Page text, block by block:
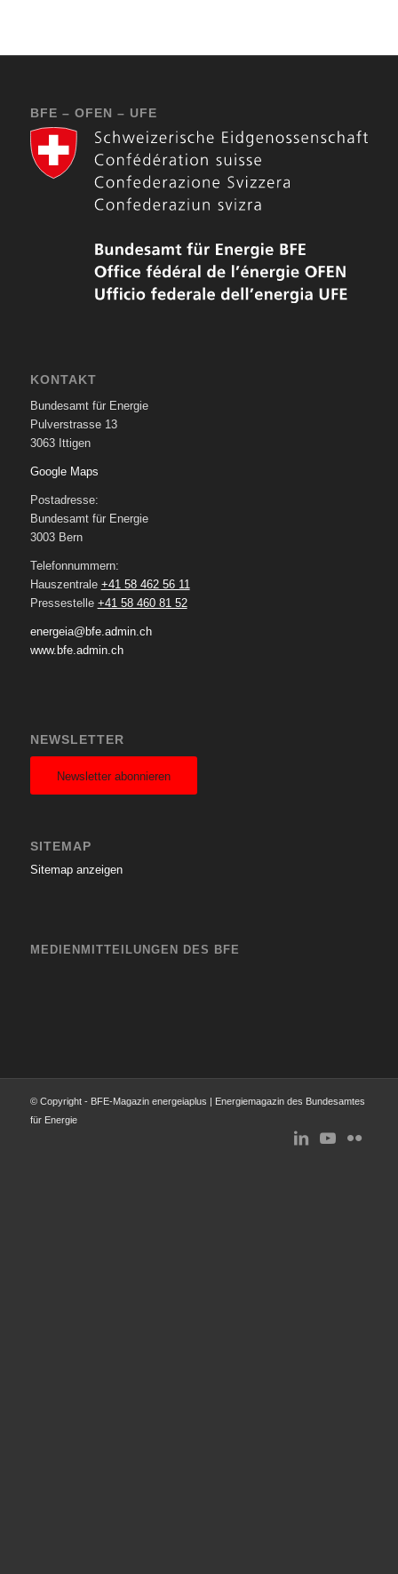
BFE – OFEN – UFE
KONTAKT
Bundesamt für Energie
Pulverstrasse 13
3063 Ittigen
Google Maps
Postadresse:
Bundesamt für Energie
3003 Bern
Telefonnummern:
Hauszentrale +41 58 462 56 11
Pressestelle +41 58 460 81 52
energeia@bfe.admin.ch
www.bfe.admin.ch
NEWSLETTER
Newsletter abonnieren
SITEMAP
Sitemap anzeigen
MEDIENMITTEILUNGEN DES BFE
© Copyright - BFE-Magazin energeiaplus | Energiemagazin des Bundesamtes
für Energie